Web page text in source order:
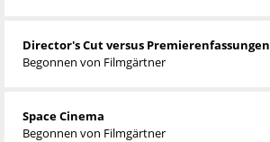
Director's Cut versus Premierenfassungen
Begonnen von Filmgärtner
Space Cinema
Begonnen von Filmgärtner